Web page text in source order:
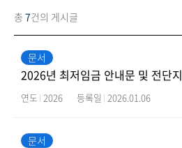
총 7건의 게시글
문서
2026년 최저임금 안내문 및 전단지
연도 2026 등록일 2026.01.06
문서